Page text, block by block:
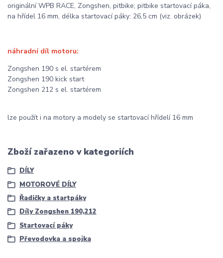
originální WPB RACE, Zongshen, pitbike; pitbike startovací páka,
na hřídel 16 mm, délka startovací páky: 26,5 cm (viz. obrázek)
náhradní díl motoru:
Zongshen 190 s el. startérem
Zongshen 190 kick start
Zongshen 212 s el. startérem
lze použít i na motory a modely se startovací hřídelí 16 mm
Zboží zařazeno v kategoriích
DÍLY
MOTOROVÉ DÍLY
Řadičky a startpáky
Díly Zongshen 190,212
Startovací páky
Převodovka a spojka